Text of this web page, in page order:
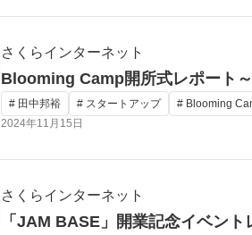
さくらインターネット
Blooming Camp開所式レポート
# 田中邦裕 # スタートアップ
# Blooming
2024年11月15日
さくらインターネット
「JAM BASE」開業記念イベン